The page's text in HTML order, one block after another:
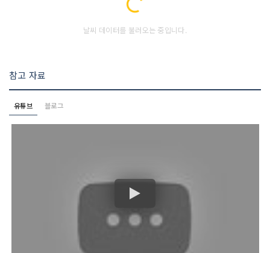
Loading...
날씨 데이터를 불러오는 중입니다.
참고 자료
유튜브 블로그